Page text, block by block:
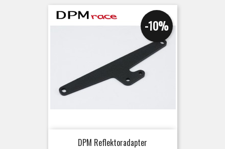
DPM Reflektoradapter
-10%